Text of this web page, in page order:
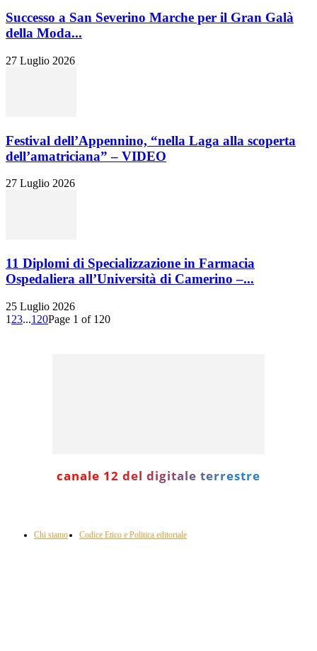
Successo a San Severino Marche per il Gran Galà
della Moda...
27 Luglio 2026
Festival dell’Appennino, “nella Laga alla scoperta
dell’amatriciana” – VIDEO
27 Luglio 2026
11 Diplomi di Specializzazione in Farmacia
Ospedaliera all’Università di Camerino –...
25 Luglio 2026
1 23...120Page 1 of 120
canale 12 del digitale terrestre
Chi siamo Codice Etico e Politica editoriale